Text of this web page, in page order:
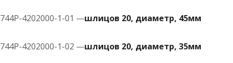
744Р-4202000-1-01 —шлицов 20, диаметр, 45мм
744Р-4202000-1-02 —шлицов 20, диаметр, 35мм